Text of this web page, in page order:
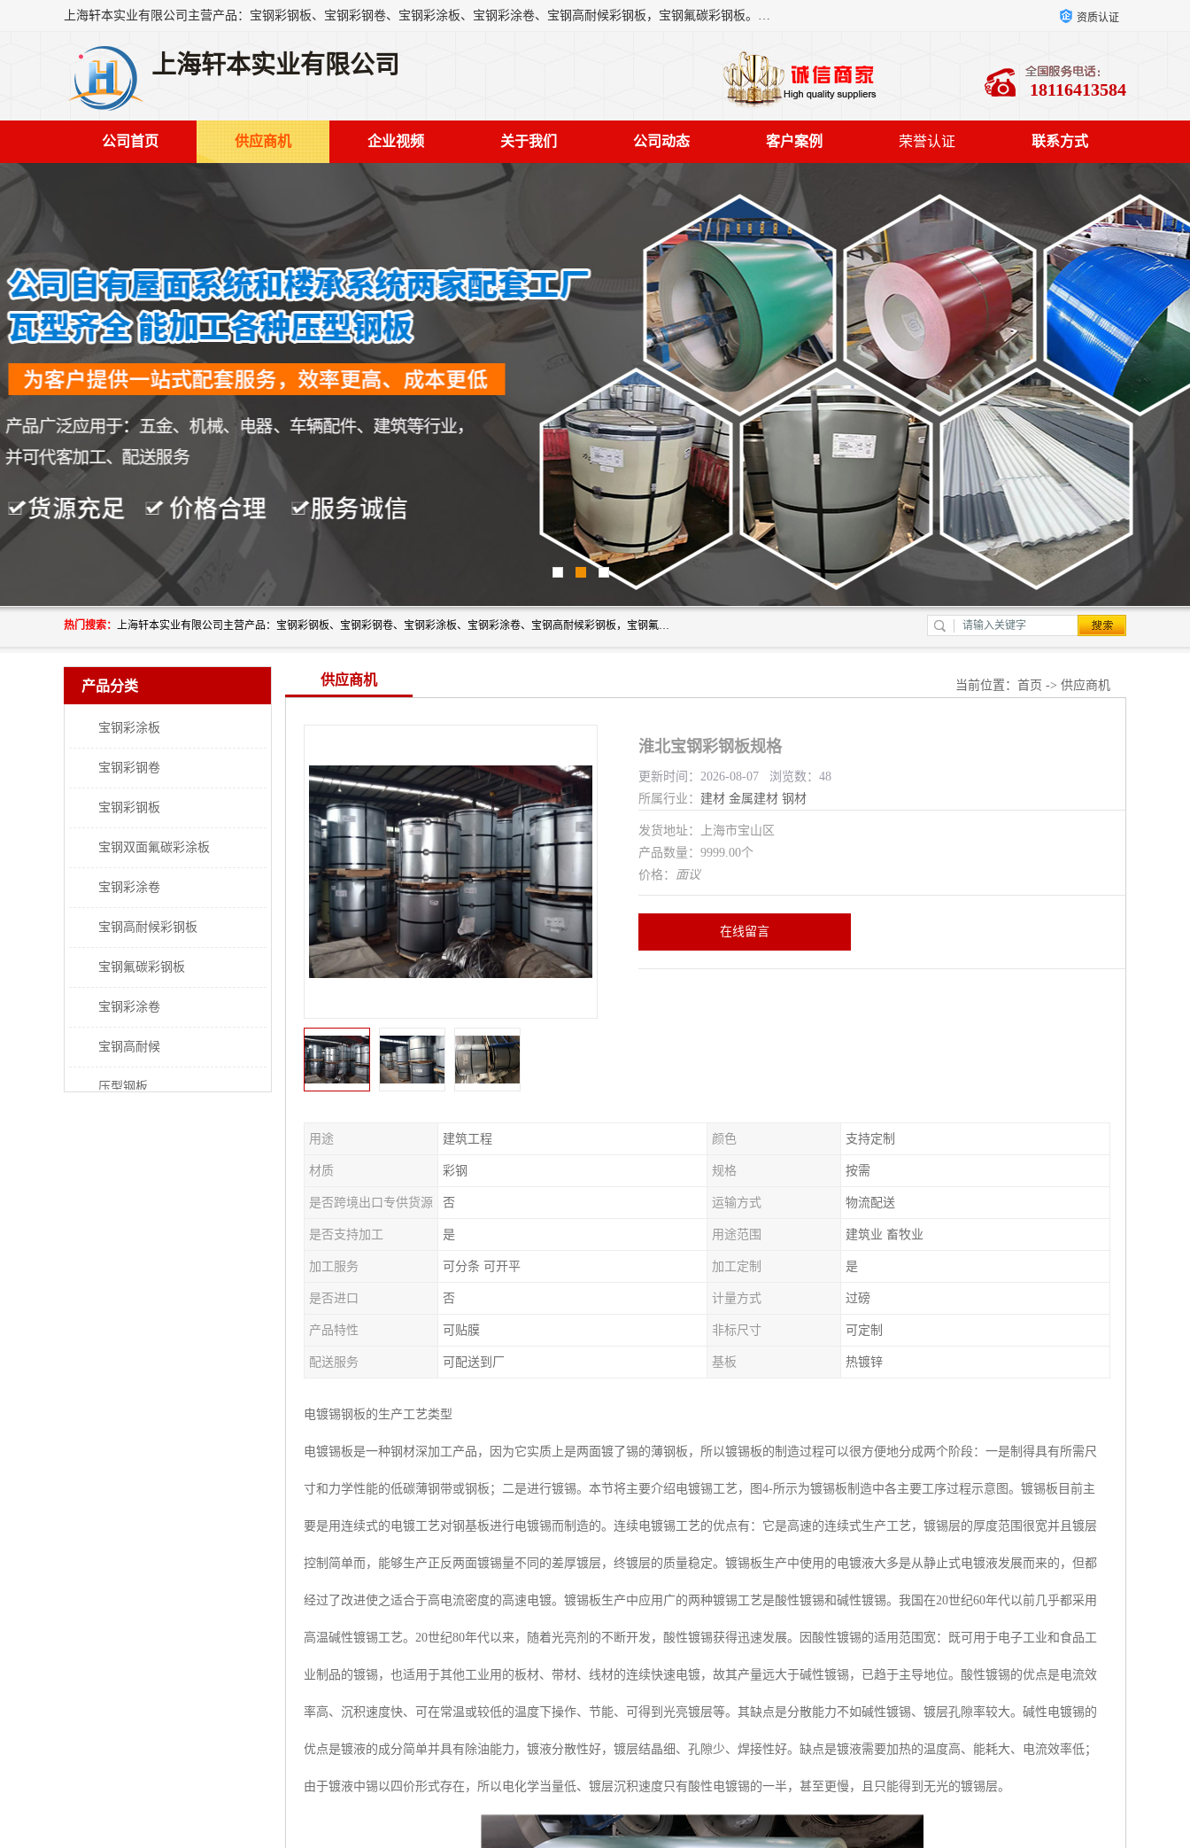
上海轩本实业有限公司主营产品：宝钢彩钢板、宝钢彩钢卷、宝钢彩涂板、宝钢彩涂卷、宝钢高耐候彩钢板，宝钢氟碳彩钢板。是一家集钢铁贸易，物流、加工为一体的产业全配套公司。 资质认证
上海轩本实业有限公司
18116413584
公司首页 供应商机 企业视频 关于我们 公司动态 客户案例 荣誉认证 联系方式
热门搜索： 上海轩本实业有限公司主营产品：宝钢彩钢板、宝钢彩钢卷、宝钢彩涂板、宝钢彩涂卷、宝钢高耐候彩钢板，宝钢氟碳彩钢板。是一家集钢铁贸易，物流、加工为一体的产业全配套公司。
产品分类
宝钢彩涂板
宝钢彩钢卷
宝钢彩钢板
宝钢双面氟碳彩涂板
宝钢彩涂卷
宝钢高耐候彩钢板
宝钢氟碳彩钢板
宝钢彩涂卷
宝钢高耐候
压型钢板
供应商机 当前位置： 首页 -> 供应商机
淮北宝钢彩钢板规格
更新时间：2026-08-07 浏览数：48
所属行业： 建材 金属建材 钢材
发货地址：上海市宝山区
产品数量：9999.00个
价格： 面议
在线留言
用途 建筑工程 颜色 支持定制
材质 彩钢 规格 按需
是否跨境出口专供货源 否 运输方式 物流配送
是否支持加工 是 用途范围 建筑业 畜牧业
加工服务 可分条 可开平 加工定制 是
是否进口 否 计量方式 过磅
产品特性 可贴膜 非标尺寸 可定制
配送服务 可配送到厂 基板 热镀锌
电镀锡钢板的生产工艺类型
电镀锡板是一种钢材深加工产品，因为它实质上是两面镀了锡的薄钢板，所以镀锡板的制造过程可以很方便地分成两个阶段：一是制得具有所需尺
寸和力学性能的低碳薄钢带或钢板；二是进行镀锡。本节将主要介绍电镀锡工艺，图4-所示为镀锡板制造中各主要工序过程示意图。镀锡板目前主
要是用连续式的电镀工艺对钢基板进行电镀锡而制造的。连续电镀锡工艺的优点有：它是高速的连续式生产工艺，镀锡层的厚度范围很宽并且镀层
控制简单而，能够生产正反两面镀锡量不同的差厚镀层，终镀层的质量稳定。镀锡板生产中使用的电镀液大多是从静止式电镀液发展而来的，但都
经过了改进使之适合于高电流密度的高速电镀。镀锡板生产中应用广的两种镀锡工艺是酸性镀锡和碱性镀锡。我国在20世纪60年代以前几乎都采用
高温碱性镀锡工艺。20世纪80年代以来，随着光亮剂的不断开发，酸性镀锡获得迅速发展。因酸性镀锡的适用范围宽：既可用于电子工业和食品工
业制品的镀锡，也适用于其他工业用的板材、带材、线材的连续快速电镀，故其产量远大于碱性镀锡，已趋于主导地位。酸性镀锡的优点是电流效
率高、沉积速度快、可在常温或较低的温度下操作、节能、可得到光亮镀层等。其缺点是分散能力不如碱性镀锡、镀层孔隙率较大。碱性电镀锡的
优点是镀液的成分简单并具有除油能力，镀液分散性好，镀层结晶细、孔隙少、焊接性好。缺点是镀液需要加热的温度高、能耗大、电流效率低；
由于镀液中锡以四价形式存在，所以电化学当量低、镀层沉积速度只有酸性电镀锡的一半，甚至更慢，且只能得到无光的镀锡层。